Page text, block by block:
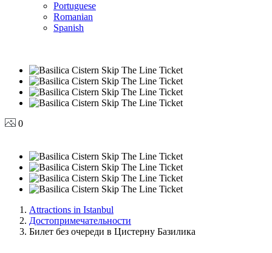
Portuguese
Romanian
Spanish
0
Attractions in Istanbul
Достопримечательности
Билет без очереди в Цистерну Базилика